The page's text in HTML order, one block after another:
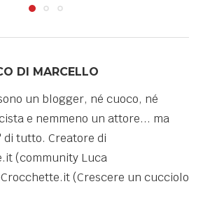
DI MARCELLO
un blogger, né cuoco, né
e nemmeno un attore... ma
di tutto. Creatore di
(community Luca
(Crescere un cucciolo